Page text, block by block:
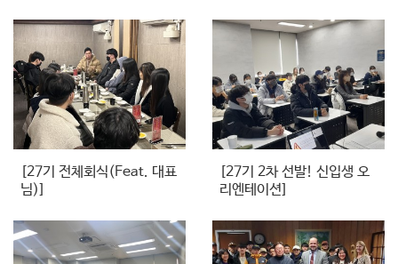
[27기 전체회식(Feat. 대표
님)]
[27기 2차 선발! 신입생 오
리엔테이션]